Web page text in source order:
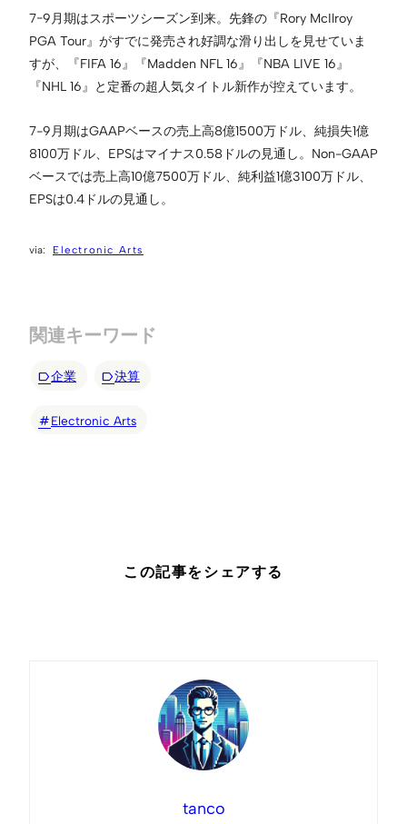
7−9月期はスポーツシーズン到来。先鋒の『Rory McIlroy
PGA Tour』がすでに発売され好調な滑り出しを見せていま
すが、『FIFA 16』『Madden NFL 16』『NBA LIVE 16』
『NHL 16』と定番の超人気タイトル新作が控えています。
7-9月期はGAAPベースの売上高8億1500万ドル、純損失1億
8100万ドル、EPSはマイナス0.58ドルの見通し。Non-GAAP
ベースでは売上高10億7500万ドル、純利益1億3100万ドル、
EPSは0.4ドルの見通し。
Electronic Arts
関連キーワード
企業 決算
Electronic Arts
この記事をシェアする
tanco